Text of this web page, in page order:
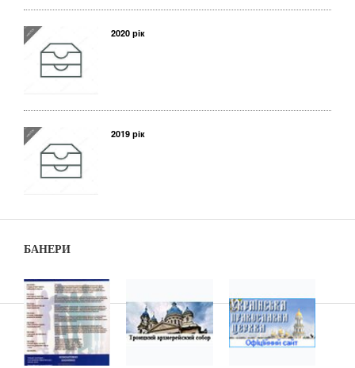
2020 рік
2019 рік
БАНЕРИ